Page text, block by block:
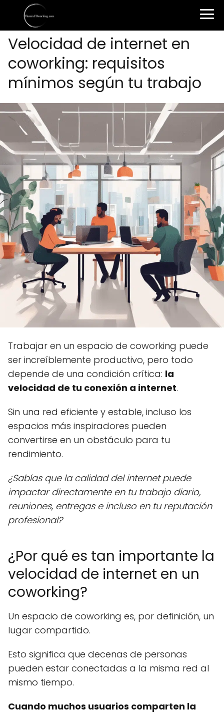
Velocidad de internet en
coworking: requisitos
mínimos según tu trabajo
Trabajar en un espacio de coworking puede
ser increíblemente productivo, pero todo
depende de una condición crítica: la
velocidad de tu conexión a internet.
Sin una red eficiente y estable, incluso los
espacios más inspiradores pueden
convertirse en un obstáculo para tu
rendimiento.
¿Sabías que la calidad del internet puede
impactar directamente en tu trabajo diario,
reuniones, entregas e incluso en tu reputación
profesional?
¿Por qué es tan importante la
velocidad de internet en un
coworking?
Un espacio de coworking es, por definición, un
lugar compartido.
Esto significa que decenas de personas
pueden estar conectadas a la misma red al
mismo tiempo.
Cuando muchos usuarios comparten la